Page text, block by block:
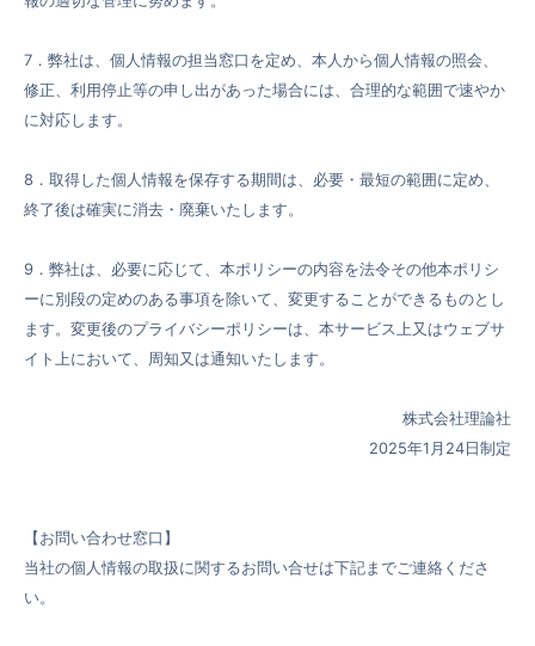
7．弊社は、個人情報の担当窓口を定め、本人から個人情報の照会、
修正、利用停止等の申し出があった場合には、合理的な範囲で速やか
に対応します。
8．取得した個人情報を保存する期間は、必要・最短の範囲に定め、
終了後は確実に消去・廃棄いたします。
9．弊社は、必要に応じて、本ポリシーの内容を法令その他本ポリシ
ーに別段の定めのある事項を除いて、変更することができるものとし
ます。変更後のプライバシーポリシーは、本サービス上又はウェブサ
イト上において、周知又は通知いたします。
株式会社理論社
2025年1月24日制定
【お問い合わせ窓口】
当社の個人情報の取扱に関するお問い合せは下記までご連絡くださ
い。